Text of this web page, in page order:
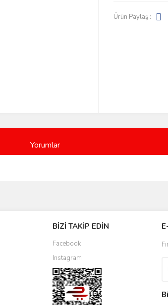
Ürün Paylaş :
Yorumlar
BİZİ TAKİP EDİN
Facebook
Instagram